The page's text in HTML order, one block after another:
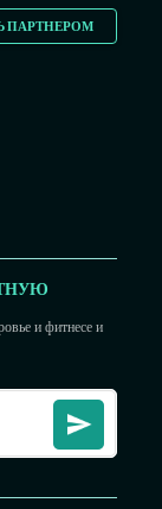
ПАРТНЕРОМ
и фитнесе и